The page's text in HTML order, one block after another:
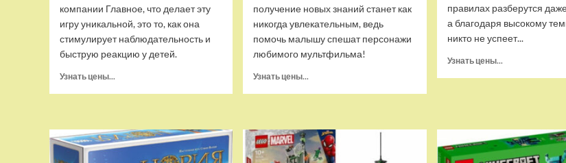
компании Главное, что делает эту
игру уникальной, это то, как она
стимулирует наблюдательность и
быструю реакцию у детей.
Узнать цены...
ZVEZDA
получение новых знаний станет как
никогда увлекательным, ведь
помочь малышу спешат персонажи
любимого мультфильма!
Узнать цены...
ZVEZDA
Простоквашино:
правилах разберутся
а благодаря высокому
никто не успеет...
Узнать цены...
Дикий
кросс